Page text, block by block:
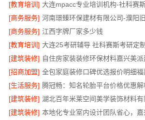
[教育培训] 大连mpacc专业培训机构-社科赛
[商务服务] 河南璟臻环保建材有限公司-濮阳
[商务服务] 江西字牌厂家多少钱
[教育培训] 大连25考研辅导 社科赛斯考研定
[建筑装修] 自住房家装装修环保材料嘉兴美
[招商加盟] 全包家庭装修口碑优选报价明细
[生活服务] 腾冠畅：知名轮胎平台价格优惠解
[建筑装修]
[建筑装修]